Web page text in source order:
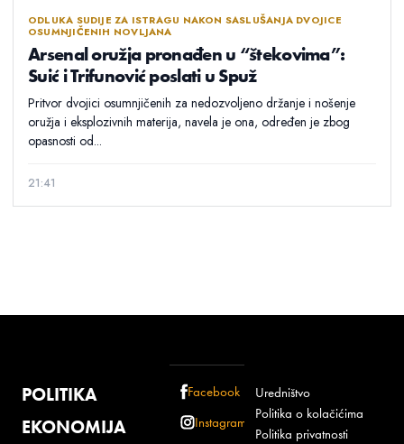
ODLUKA SUDIJE ZA ISTRAGU NAKON SASLUŠANJA DVOJICE
OSUMNJIČENIH NOVLJANA
Arsenal oružja pronađen u “štekovima”:
Suić i Trifunović poslati u Spuž
Pritvor dvojici osumnjičenih za nedozvoljeno držanje i nošenje
oružja i eksplozivnih materija, navela je ona, određen je zbog
opasnosti od...
21:41
POLITIKA
EKONOMIJA
Facebook
Instagram
Uredništvo
Politika o kolačićima
Politika privatnosti